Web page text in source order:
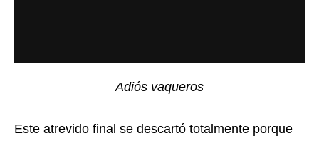
Adiós vaqueros
Este atrevido final se descartó totalmente porque